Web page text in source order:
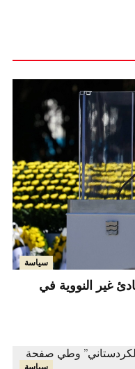
سياسة
غير النووية في
سياسة